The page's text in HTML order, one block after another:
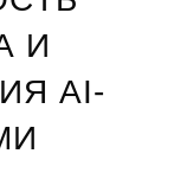
И
AI-